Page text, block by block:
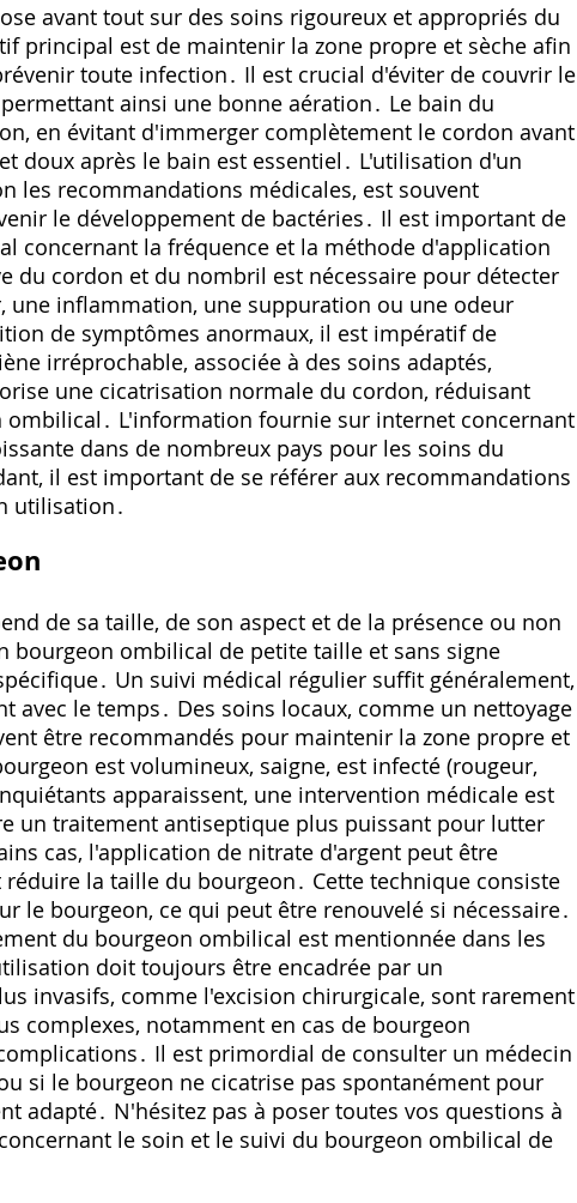
avant tout sur des soins rigoureux et appropriés du
principal est de maintenir la zone propre et sèche afin
toute infection․ Il est crucial d'éviter de couvrir le
ainsi une bonne aération․ Le bain du
en évitant d'immerger complètement le cordon avant
doux après le bain est essentiel․ L'utilisation d'un
les recommandations médicales‚ est souvent
le développement de bactéries․ Il est important de
concernant la fréquence et la méthode d'application
du cordon et du nombril est nécessaire pour détecter
une inflammation‚ une suppuration ou une odeur
de symptômes anormaux‚ il est impératif de
irréprochable‚ associée à des soins adaptés‚
une cicatrisation normale du cordon‚ réduisant
L'information fournie sur internet concernant
dans de nombreux pays pour les soins du
il est important de se référer aux recommandations
utilisation․
de sa taille‚ de son aspect et de la présence ou non
bourgeon ombilical de petite taille et sans signe
Un suivi médical régulier suffit généralement‚
le temps․ Des soins locaux‚ comme un nettoyage
être recommandés pour maintenir la zone propre et
est volumineux‚ saigne‚ est infecté (rougeur‚
apparaissent‚ une intervention médicale est
un traitement antiseptique plus puissant pour lutter
cas‚ l'application de nitrate d'argent peut être
la taille du bourgeon․ Cette technique consiste
le bourgeon‚ ce qui peut être renouvelé si nécessaire․
du bourgeon ombilical est mentionnée dans les
doit toujours être encadrée par un
invasifs‚ comme l'excision chirurgicale‚ sont rarement
complexes‚ notamment en cas de bourgeon
Il est primordial de consulter un médecin
si le bourgeon ne cicatrise pas spontanément pour
adapté․ N'hésitez pas à poser toutes vos questions à
le soin et le suivi du bourgeon ombilical de